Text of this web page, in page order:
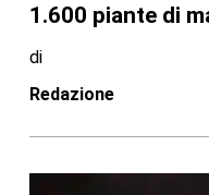
1.600 piante di
di
Redazione